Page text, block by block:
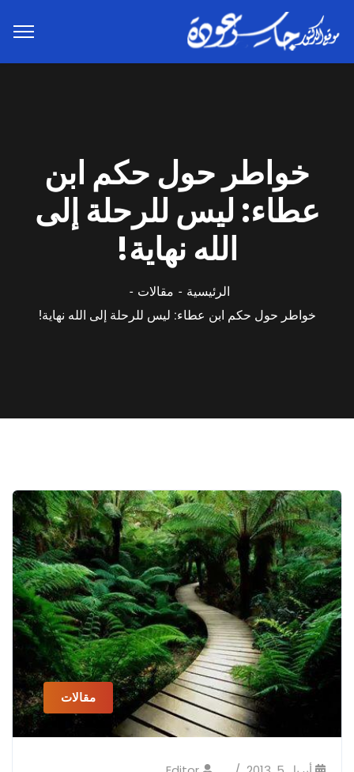
خواطر حول حكم ابن
عطاء: ليس للرحلة إلى
الله نهاية!
الرئيسية
مقالات
خواطر حول حكم ابن عطاء: ليس للرحلة إلى الله نهاية!
مقالات